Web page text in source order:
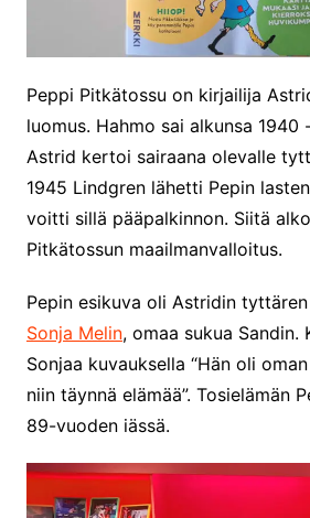
Peppi Pitkätossu on kirjailija
luomus. Hahmo sai alkunsa 1940
Astrid kertoi sairaana olevalle
1945 Lindgren lähetti Pepin
voitti sillä pääpalkinnon. Siitä
Pitkätossun maailmanvalloitus.
Pepin esikuva oli Astridin
Sonja Melin, omaa sukua Sandin.
Sonjaa kuvauksella “Hän oli
niin täynnä elämää”. Tosielämän
89-vuoden iässä.